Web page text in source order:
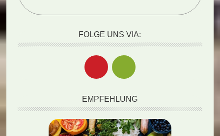
FOLGE UNS VIA:
EMPFEHLUNG